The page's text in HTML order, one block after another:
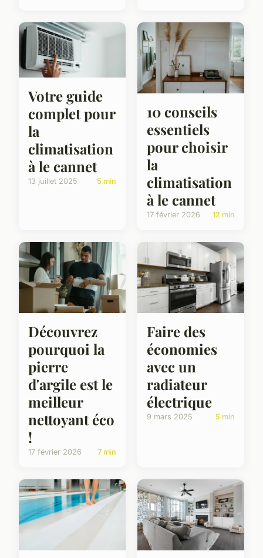
Votre guide
complet pour
la
climatisation
à le cannet
13 juillet 2025 5 min
10 conseils
essentiels
pour choisir
la
climatisation
à le cannet
17 février 2026 12 min
Découvrez
pourquoi la
pierre
d'argile est le
meilleur
nettoyant éco
!
17 février 2026 7 min
Faire des
économies
avec un
radiateur
électrique
9 mars 2025 5 min